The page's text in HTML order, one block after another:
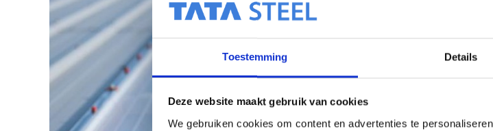
Toestemming Details
Deze website maakt gebruik van cookies
We gebruiken cookies om content en advertenties te